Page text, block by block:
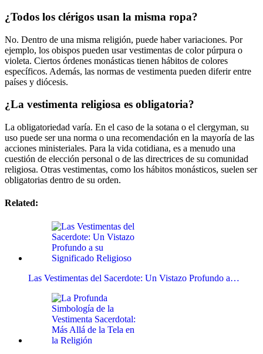
¿Todos los clérigos usan la misma ropa?
No. Dentro de una misma religión, puede haber variaciones. Por
ejemplo, los obispos pueden usar vestimentas de color púrpura o
violeta. Ciertos órdenes monásticas tienen hábitos de colores
específicos. Además, las normas de vestimenta pueden diferir entre
países y diócesis.
¿La vestimenta religiosa es obligatoria?
La obligatoriedad varía. En el caso de la sotana o el clergyman, su
uso puede ser una norma o una recomendación en la mayoría de las
acciones ministeriales. Para la vida cotidiana, es a menudo una
cuestión de elección personal o de las directrices de su comunidad
religiosa. Otras vestimentas, como los hábitos monásticos, suelen ser
obligatorias dentro de su orden.
Related:
Las Vestimentas del Sacerdote: Un Vistazo Profundo a…